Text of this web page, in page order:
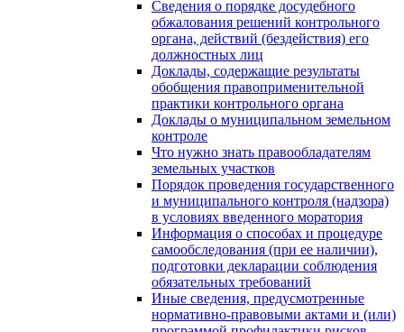
Сведения о порядке досудебного
обжалования решений контрольного
органа, действий (бездействия) его
должностных лиц
Доклады, содержащие результаты
обобщения правоприменительной
практики контрольного органа
Доклады о муниципальном земельном
контроле
Что нужно знать правообладателям
земельных участков
Порядок проведения государственного
и муниципального контроля (надзора)
в условиях введенного моратория
Информация о способах и процедуре
самообследования (при ее наличии),
подготовки декларации соблюдения
обязательных требований
Иные сведения, предусмотренные
нормативно-правовыми актами и (или)